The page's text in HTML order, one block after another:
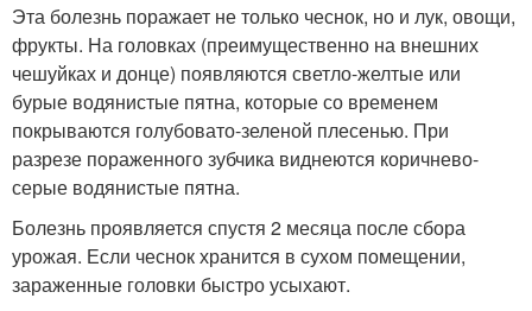
Эта болезнь поражает не только чеснок, но и лук, овощи,
фрукты. На головках (преимущественно на внешних
чешуйках и донце) появляются светло-желтые или
бурые водянистые пятна, которые со временем
покрываются голубовато-зеленой плесенью. При
разрезе пораженного зубчика виднеются коричнево-
серые водянистые пятна.
Болезнь проявляется спустя 2 месяца после сбора
урожая. Если чеснок хранится в сухом помещении,
зараженные головки быстро усыхают.